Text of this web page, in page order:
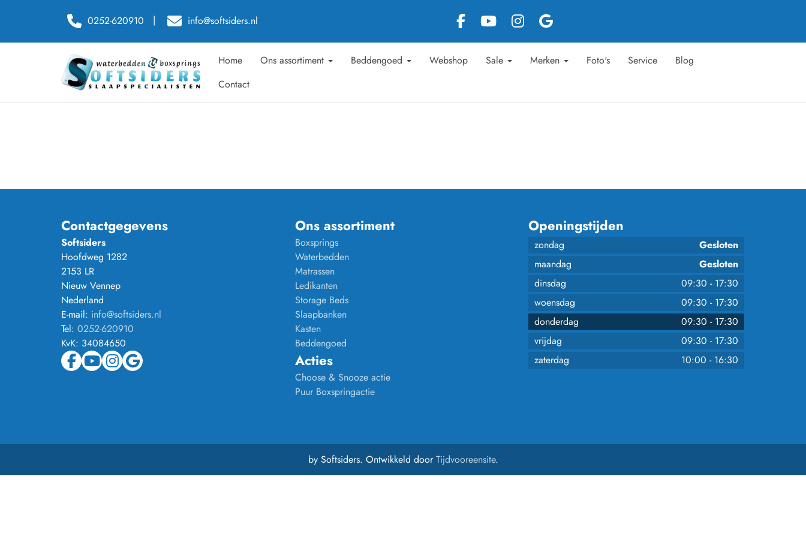
0252-620910 info@softsiders.nl
Home Ons assortiment Beddengoed Webshop Sale Merken Foto's Service
Blog
Contact
Contactgegevens
Softsiders
Hoofdweg 1282
2153 LR
Nieuw Vennep
Nederland
E-mail: info@softsiders.nl
Tel: 0252-620910
KvK: 34084650
Ons assortiment
Boxsprings
Waterbedden
Matrassen
Ledikanten
Storage Beds
Slaapbanken
Kasten
Beddengoed
Acties
Choose & Snooze actie
Puur Boxspringactie
Openingstijden
zondag
Gesloten
maandag
Gesloten
dinsdag
09:30 - 17:30
woensdag
09:30 - 17:30
donderdag
09:30 - 17:30
vrijdag
09:30 - 17:30
zaterdag
10:00 - 16:30
by Softsiders. Ontwikkeld doorTijdvooreensite.